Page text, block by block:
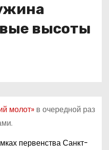
высоты
молот»в очередной раз
первенства Санкт-